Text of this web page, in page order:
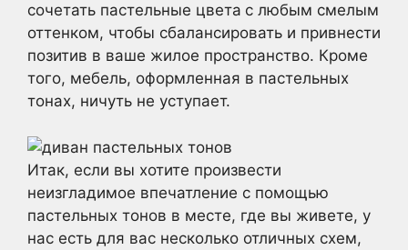
сочетать пастельные цвета с любым смелым
оттенком, чтобы сбалансировать и привнести
позитив в ваше жилое пространство. Кроме
того, мебель, оформленная в пастельных
тонах, ничуть не уступает.
Итак, если вы хотите произвести
неизгладимое впечатление с помощью
пастельных тонов в месте, где вы живете, у
нас есть для вас несколько отличных схем,